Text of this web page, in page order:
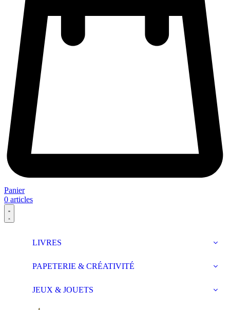
Panier
0 articles
LIVRES
PAPETERIE & CRÉATIVITÉ
JEUX & JOUETS